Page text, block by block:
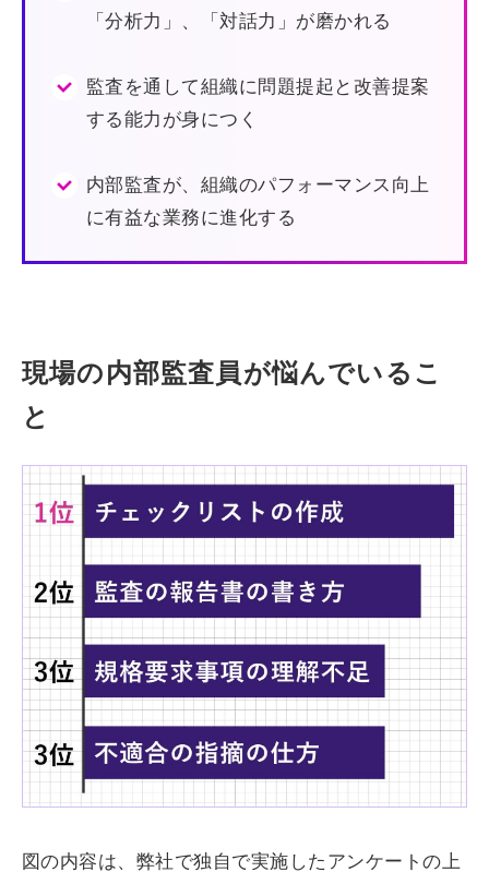
「分析力」、「対話力」が磨かれる
監査を通して組織に問題提起と改善提案
する能力が身につく
内部監査が、組織のパフォーマンス向上
に有益な業務に進化する
現場の内部監査員が悩んでいるこ
と
図の内容は、弊社で独自で実施したアンケートの上